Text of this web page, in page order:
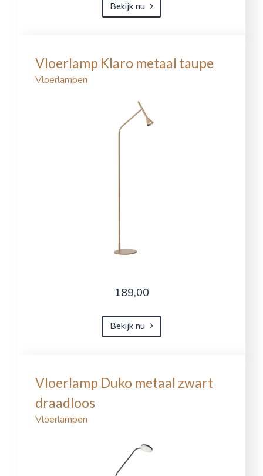
Bekijk nu
Vloerlamp Klaro metaal taupe
Vloerlampen
189,00
Bekijk nu
Vloerlamp Duko metaal zwart
draadloos
Vloerlampen